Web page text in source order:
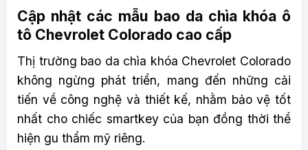
Cập nhật các mẫu bao da chìa khóa ô
tô Chevrolet Colorado cao cấp
Thị trường bao da chìa khóa Chevrolet Colorado
không ngừng phát triển, mang đến những cải
tiến về công nghệ và thiết kế, nhằm bảo vệ tốt
nhất cho chiếc smartkey của bạn đồng thời thể
hiện gu thẩm mỹ riêng.